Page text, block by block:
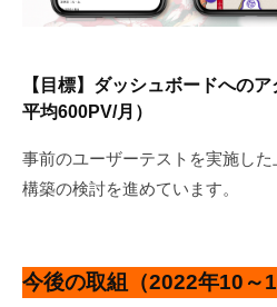
【目標】ダッシュボードへの
平均600PV/月）
事前のユーザーテストを実施し
構築の検討を進めています。
今後の取組（2022年10～